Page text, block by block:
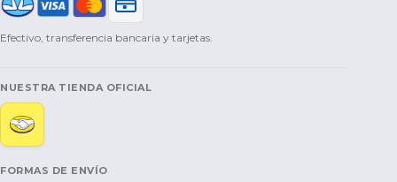
Efectivo, transferencia bancaria y tarjetas.
NUESTRA TIENDA OFICIAL
FORMAS DE ENVÍO